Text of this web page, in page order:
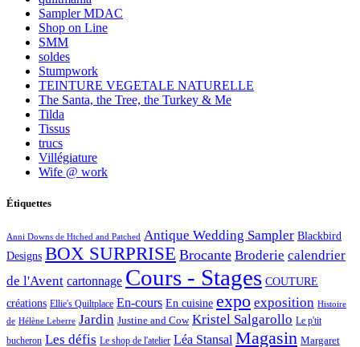
Sampler MDAC
Shop on Line
SMM
soldes
Stumpwork
TEINTURE VEGETALE NATURELLE
The Santa, the Tree, the Turkey & Me
Tilda
Tissus
trucs
Villégiature
Wife @ work
Étiquettes
Anni Downs de Htched and Patched Antique Wedding Sampler Blackbird
Designs BOX SURPRISE Brocante Broderie calendrier
de l'Avent cartonnage Cours - Stages COUTURE
créations Ellie's Quiltplace En-cours En cuisine expo exposition Histoire
de Hélène Leberre Jardin Justine and Cow Kristel Salgarollo Le p'tit
bucheron Les défis Le shop de l'atelier Léa Stansal Magasin Margaret